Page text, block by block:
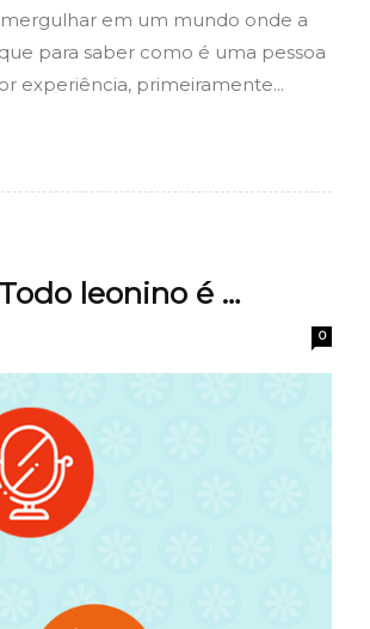
em um mundo onde a
para saber como é uma pessoa
experiência, primeiramente...
leonino é …
0